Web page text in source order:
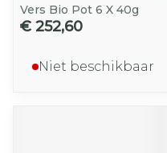
Vers Bio Pot 6 X 40g
€ 252,60
Niet beschikbaar